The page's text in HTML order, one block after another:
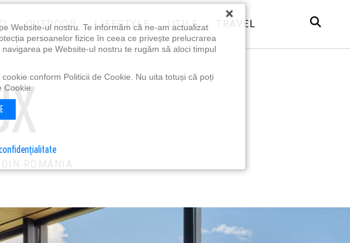
OUTDOOR LIFESTYLE UTILE TRAVEL
ROMÂNIA
×
Website-ul nostru. Te informăm că ne-am actualizat
persoanelor fizice în ceea ce privește prelucrarea
pe Website-ul nostru te rugăm să aloci timpul
conform Politicii de Cookie. Nu uita totuși că poți